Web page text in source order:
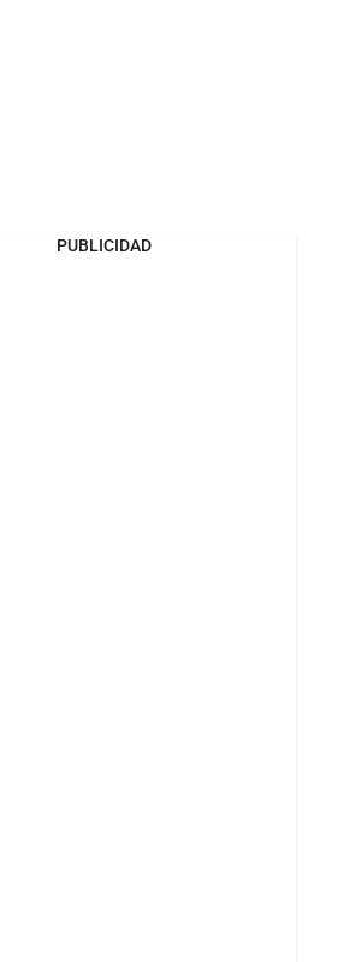
PUBLICIDAD